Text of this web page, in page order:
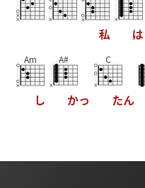
私 は
Am
し
A#
かっ
C
たん